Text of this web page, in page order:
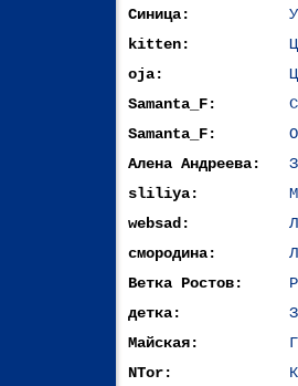
Синица:
kitten:
oja:
Samanta_F:
Samanta_F:
Алена Андреева:
sliliya:
websad:
смородина:
Ветка Ростов:
детка:
Майская:
NTor: